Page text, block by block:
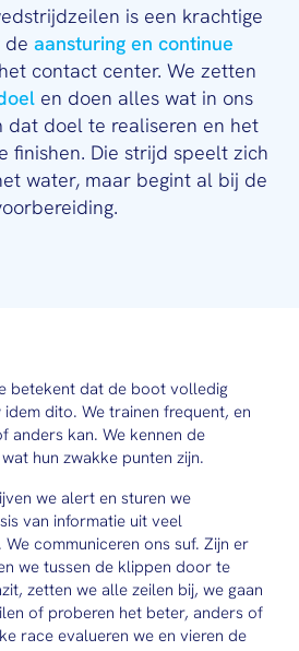
is een krachtige
de aansturing en continue
contact center. We zetten
en doen alles wat in ons
dat doel te realiseren en het
finishen. Die strijd speelt zich
water, maar begint al bij de
betekent dat de boot volledig
dito. We trainen frequent, en
anders kan. We kennen de
hun zwakke punten zijn.
we alert en sturen we
van informatie uit veel
communiceren ons suf. Zijn er
we tussen de klippen door te
zetten we alle zeilen bij, we gaan
of proberen het beter, anders of
race evalueren we en vieren de